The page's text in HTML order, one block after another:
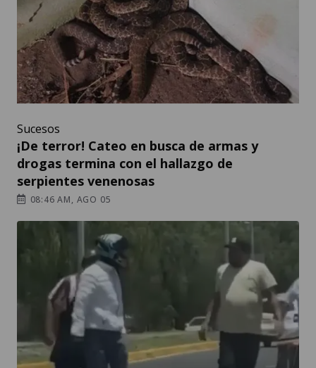
Sucesos
¡De terror! Cateo en busca de armas y
drogas termina con el hallazgo de
serpientes venenosas
08:46 AM, AGO 05